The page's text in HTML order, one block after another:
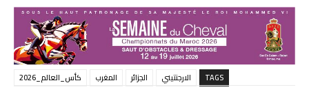
TAGS الارجنتيني الجزائر المغرب كأس_العالم_2026